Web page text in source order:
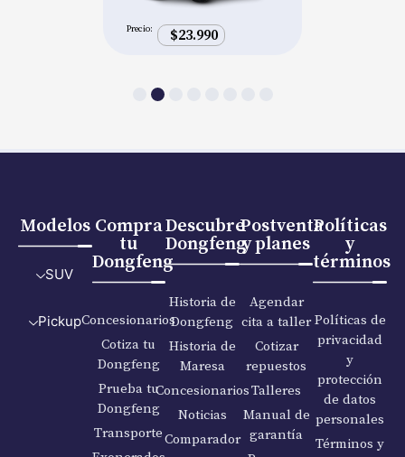
Precio: $23.990
Modelos
SUV
Pickup
Compra
tu
Dongfeng
Concesionarios
Cotiza tu
Dongfeng
Prueba tu
Dongfeng
Transporte
Descubre
Dongfeng
Historia de
Dongfeng
Historia de
Maresa
Concesionarios
Noticias
Comparador
Postventa
y planes
Agendar
cita a taller
Cotizar
repuestos
Talleres
Manual de
garantía
Políticas
y
términos
Políticas de
privacidad
y
protección
de datos
personales
Términos y